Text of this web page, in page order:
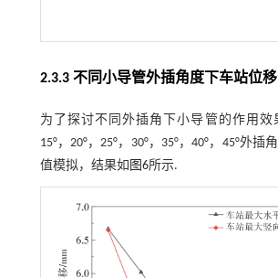
2.3.3 不同小导管外插角度下车站位
为了探讨不同外插角下小导管的作用效
15°，20°，25°，30°，35°，40°，45°外插
值模拟，结果如 图6所示.